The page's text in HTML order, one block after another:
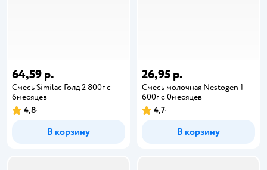
64,59 р.
Смесь Similac Голд 2 800г с
6месяцев
4,8
В корзину
26,95 р.
Смесь молочная Nestogen 1
600г с 0месяцев
4,7
В корзину